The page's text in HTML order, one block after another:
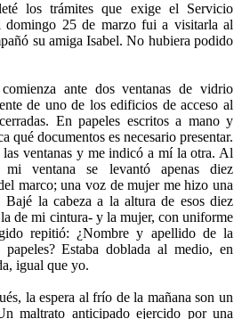
los trámites que exige el Servicio
domingo 25 de marzo fui a visitarla al
su amiga Isabel. No hubiera podido
ante dos ventanas de vidrio
de uno de los edificios de acceso al
En papeles escritos a mano y
qué documentos es necesario presentar.
las ventanas y me indicó a mí la otra. Al
ventana se levantó apenas diez
marco; una voz de mujer me hizo una
Bajé la cabeza a la altura de esos diez
de mi cintura- y la mujer, con uniforme
repitió: ¿Nombre y apellido de la
Estaba doblada al medio, en
igual que yo.
la espera al frío de la mañana son un
maltrato anticipado ejercido por una